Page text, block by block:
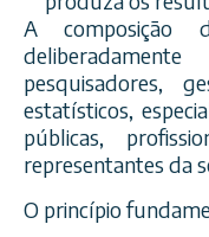
A composição
pesquisadores,
estatísticos,
públicas,
representantes da
O princípio